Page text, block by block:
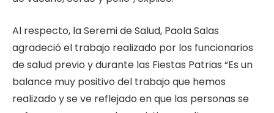
Al respecto, la Seremi de Salud, Paola Salas
agradeció el trabajo realizado por los funcionarios
de salud previo y durante las Fiestas Patrias “Es un
balance muy positivo del trabajo que hemos
realizado y se ve reflejado en que las personas se